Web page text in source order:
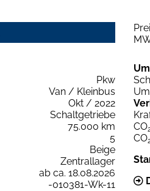
Pkw
Van / Kleinbus
Okt / 2022
Schaltgetriebe
75.000 km
5
Beige
Zentrallager
ab ca. 18.08.2026
-010381-Wk-11
CO
CO